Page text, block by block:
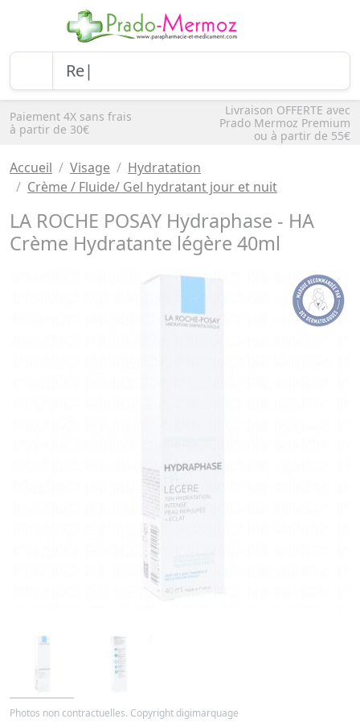
Paiement 4X sans frais
à partir de 30€
Livraison OFFERTE avec
Prado Mermoz Premium
ou à partir de 55€
Accueil Visage
Hydratation
Crème / Fluide/ Gel hydratant jour et nuit
LA ROCHE POSAY Hydraphase - HA
Crème Hydratante légère 40ml
Photos non contractuelles. Copyright digimarquage